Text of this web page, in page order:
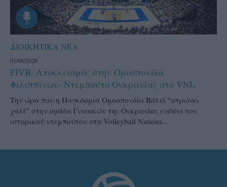
ΔΙΟΙΚΗΤΙΚΑ ΝΕΑ
01/06/2026
FIVB: Αποκλεισμός στην Ομοσπονδία
Φιλιππίνων- Ντεμπούτο Ουκρανίας στο VNL
Την ώρα που η Παγκόσμια Ομοσπονδία Βόλεϊ “στρώνει
χαλί” στην ομάδα Γυναικών της Ουκρανίας ενόψει του
ιστορικού ντεμπούτου στο Volleyball Nations...